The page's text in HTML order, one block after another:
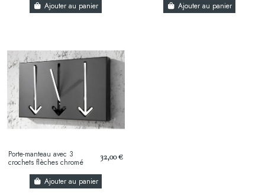
Ajouter au panier Ajouter au panier
Porte-manteau avec 3
crochets flèches chromé
32,00 €
Ajouter au panier